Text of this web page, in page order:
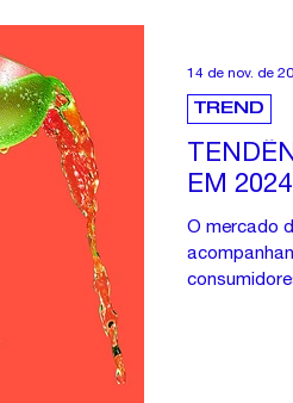
EM 2024
O mercado
TREND
14 de nov. de